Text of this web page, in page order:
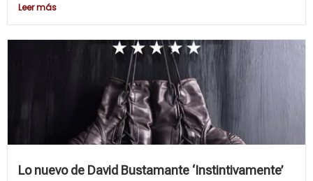
Leer más
Lo nuevo de David Bustamante ‘Instintivamente’